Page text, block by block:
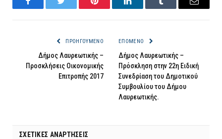
FacebookTwitter Pinterest LinkedInTumblr Email
ΠΡΟΗΓΟΎΜΕΝΟ
Δήμος Λαυρεωτικής –
Προσκλήσεις Οικονομικής
Επιτροπής 2017
ΕΠΌΜΕΝΟ
Δήμος Λαυρεωτικής –
Πρόσκληση στην 22η Ειδική
Συνεδρίαση του Δημοτικού
Συμβουλίου του Δήμου
Λαυρεωτικής.
ΣΧΕΤΙΚΈΣ ΑΝΑΡΤΉΣΕΙΣ